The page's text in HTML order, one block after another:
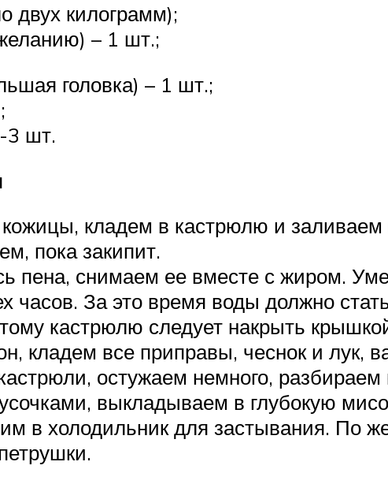
двух килограмм);
– 1 шт.;
головка) – 1 шт.;
3 шт.
кладем в кастрюлю и
пока закипит.
пена, снимаем ее вместе с жиром.
часов. За это время воды должно
кастрюлю следует накрыть
кладем все приправы, чеснок и лук,
остужаем немного, разбираем
выкладываем в глубокую
в холодильник для застывания. По